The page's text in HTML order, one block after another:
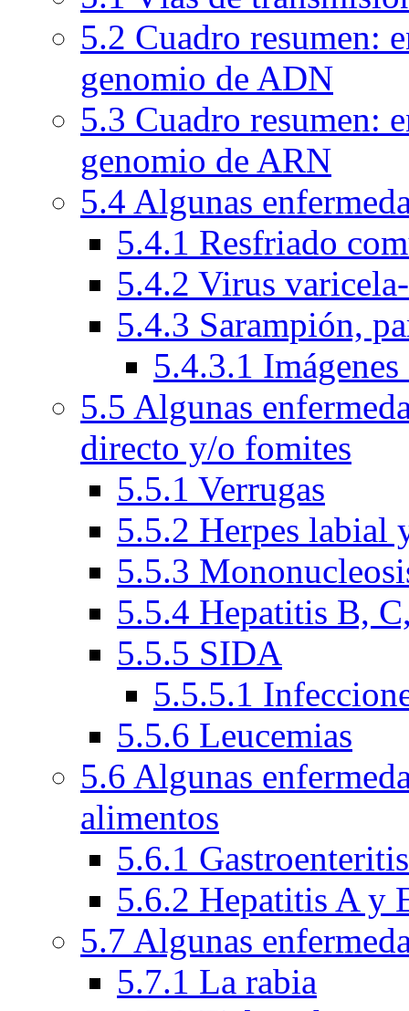
5.2 Cuadro resumen:
genomio de ADN
5.3 Cuadro resumen:
genomio de ARN
5.4 Algunas
5.4.1 Resfriado
5.4.2 Virus
5.4.3 Sarampión,
5.4.3.1
5.5 Algunas
directo y/o fomites
5.5.1 Verrugas
5.5.2 Herpes labial
5.5.3
5.5.4 Hepatitis B,
5.5.5 SIDA
5.5.5.1
5.5.6 Leucemias
5.6 Algunas
alimentos
5.6.1
5.6.2 Hepatitis A y
5.7 Algunas
5.7.1 La rabia